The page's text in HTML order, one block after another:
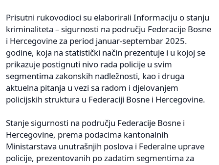
Prisutni rukovodioci su elaborirali Informaciju o stanju
kriminaliteta – sigurnosti na području Federacije Bosne
i Hercegovine za period januar-septembar 2025.
godine, koja na statistički način prezentuje i u kojoj se
prikazuje postignuti nivo rada policije u svim
segmentima zakonskih nadležnosti, kao i druga
aktuelna pitanja u vezi sa radom i djelovanjem
policijskih struktura u Federaciji Bosne i Hercegovine.
Stanje sigurnosti na području Federacije Bosne i
Hercegovine, prema podacima kantonalnih
Ministarstava unutrašnjih poslova i Federalne uprave
policije, prezentovanih po zadatim segmentima za